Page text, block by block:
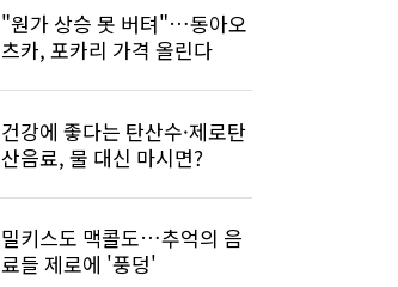
"원가 상승 못 버텨"…동아오
츠카, 포카리 가격 올린다
건강에 좋다는 탄산수·제로탄
산음료, 물 대신 마시면?
밀키스도 맥콜도…추억의 음
료들 제로에 '풍덩'